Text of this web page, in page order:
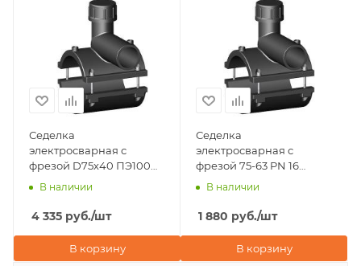
Седелка
электросварная с
фрезой D75х40 ПЭ100
SDR 11 Eurostandard
В наличии
4 335 руб./шт
В корзину
Седелка
электросварная с
фрезой 75-63 PN 16
TAPPING TEE WITHOUT
(Турция)
В наличии
1 880 руб./шт
В корзину